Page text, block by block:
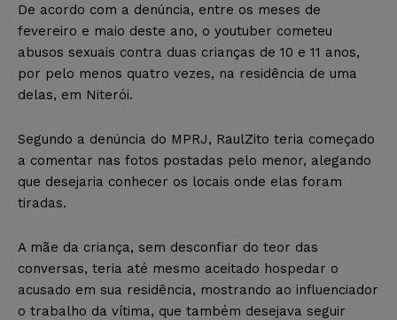
De acordo com a denúncia, entre os meses de
fevereiro e maio deste ano, o youtuber cometeu
abusos sexuais contra duas crianças de 10 e 11 anos,
por pelo menos quatro vezes, na residência de uma
delas, em Niterói.
Segundo a denúncia do MPRJ, RaulZito teria começado
a comentar nas fotos postadas pelo menor, alegando
que desejaria conhecer os locais onde elas foram
tiradas.
A mãe da criança, sem desconfiar do teor das
conversas, teria até mesmo aceitado hospedar o
acusado em sua residência, mostrando ao influenciador
o trabalho da vítima, que também desejava seguir